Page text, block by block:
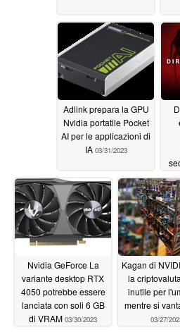
Adlink prepara la GPU
Nvidia portatile Pocket
AI per le applicazioni di
IA 03/31/2023
Nvidia GeForce La
variante desktop RTX
4050 potrebbe essere
lanciata con soli 6 GB
di VRAM 03/30/2023
Kagan di
la
inutile per
mentre si
03/27/